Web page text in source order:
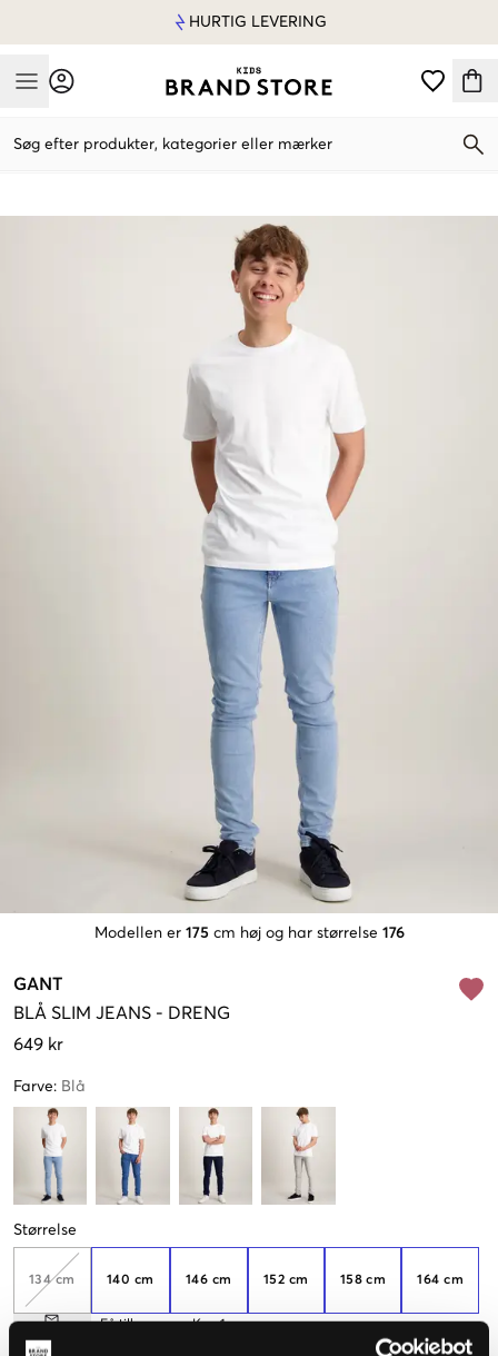
HURTIG LEVERING
Mobile Menu
Søg efter produkter, kategorier eller mærker
Modellen er 175 cm høj og har størrelse 176
GANT
BLÅ SLIM JEANS - DRENG
649 kr
Farve: Blå
Størrelse
134 cm 140 cm
Få tilbage
146 cm
Kun 1
152 cm 158 cm 164 cm